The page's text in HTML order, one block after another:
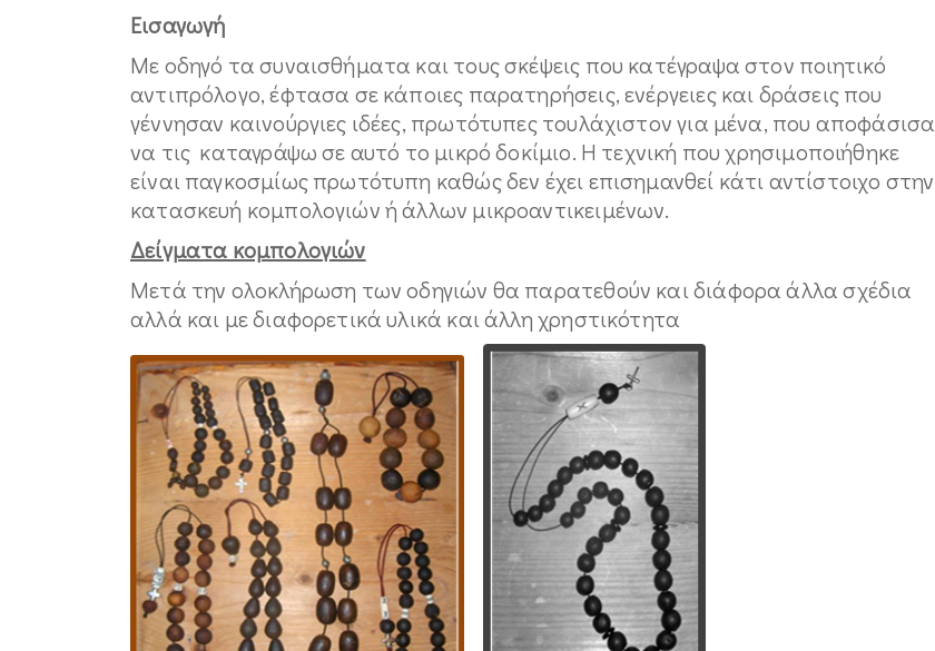
Εισαγωγή
Με οδηγό τα συναισθήματα και τους σκέψεις που κατέγραψα στον ποιητικό
αντιπρόλογο, έφτασα σε κάποιες παρατηρήσεις, ενέργειες και δράσεις που
γέννησαν καινούργιες ιδέες, πρωτότυπες τουλάχιστον για μένα, που αποφάσισα
να τις καταγράψω σε αυτό το μικρό δοκίμιο. Η τεχνική που χρησιμοποιήθηκε
είναι παγκοσμίως πρωτότυπη καθώς δεν έχει επισημανθεί κάτι αντίστοιχο στην
κατασκευή κομπολογιών ή άλλων μικροαντικειμένων.
Δείγματα κομπολογιών
Μετά την ολοκλήρωση των οδηγιών θα παρατεθούν και διάφορα άλλα σχέδια
αλλά και με διαφορετικά υλικά και άλλη χρηστικότητα